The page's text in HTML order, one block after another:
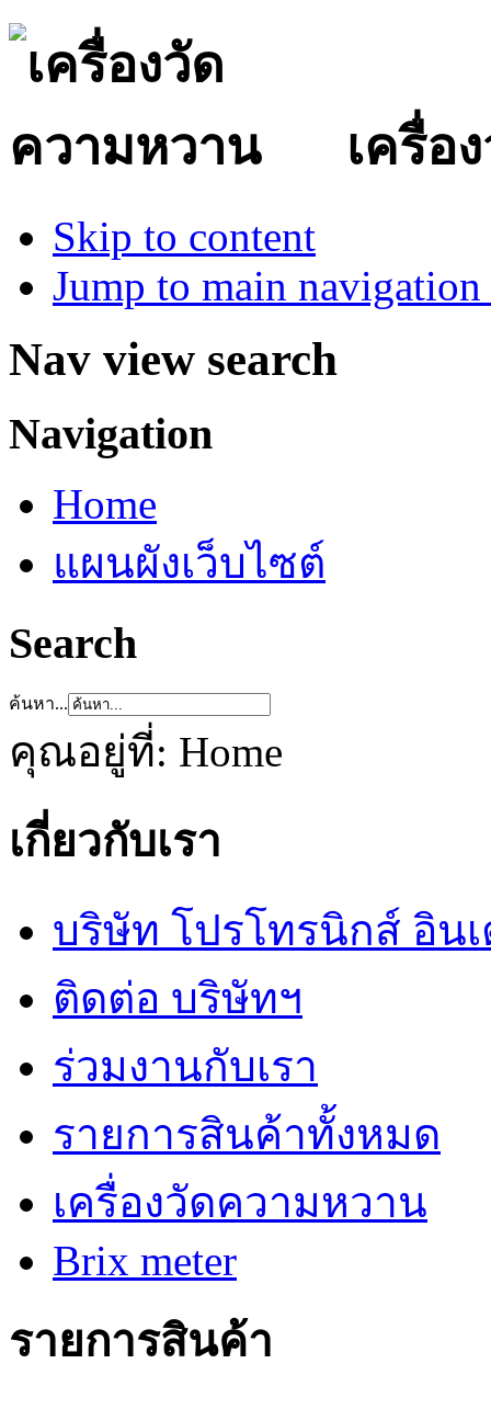
เครื่อ
Skip to content
Jump to main
Nav view search
Navigation
Home
แผนผังเว็บไซต์
Search
ค้นหา...
คุณอยู่ที่: Home
เกี่ยวกับเรา
บริษัท โปรโทรนิกส์ อิน
ติดต่อ บริษัทฯ
ร่วมงานกับเรา
รายการสินค้าทั้งหมด
เครื่องวัดความหวาน
Brix meter
รายการสินค้า